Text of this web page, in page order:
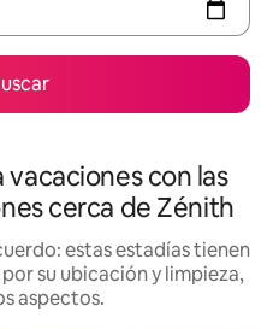
con las
cerca de Zénith
estas estadías tienen
su ubicación y limpieza,
aspectos.